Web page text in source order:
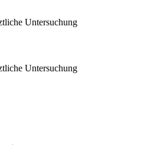
Untersuchung
Untersuchung